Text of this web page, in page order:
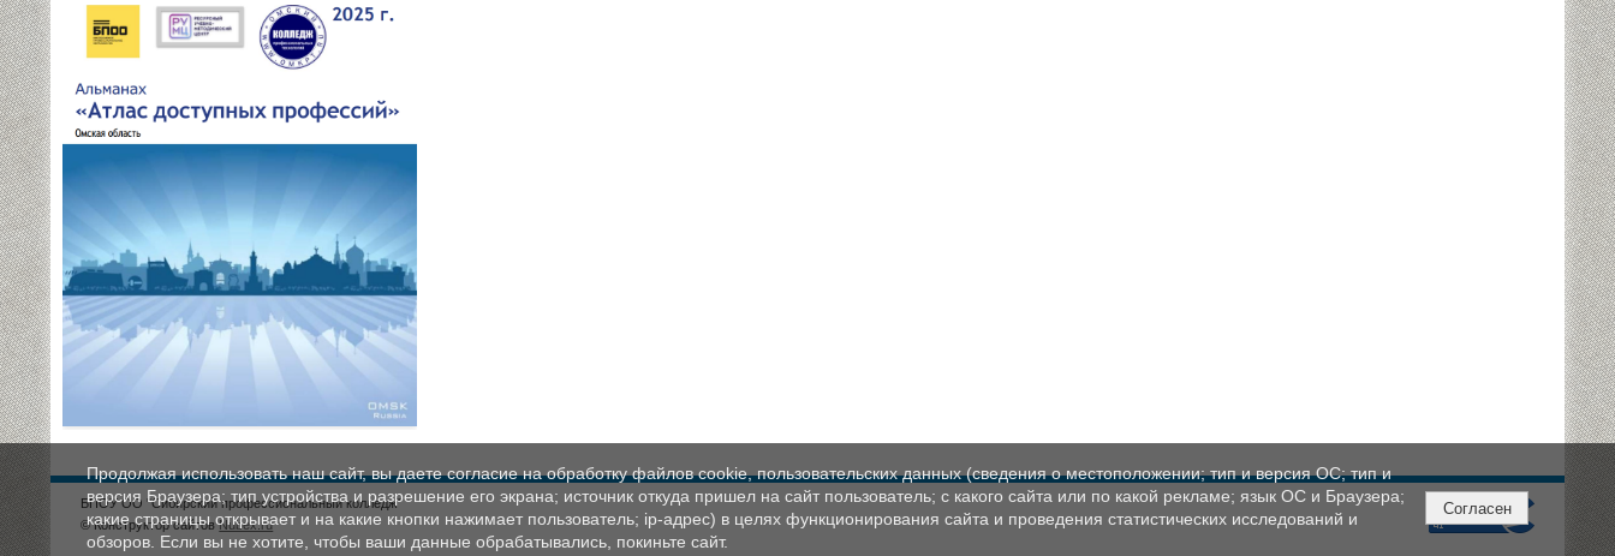
БПОУ ОО "Сибирский профессиональный колледж"
© Конструктор сайтовNubex.ru
Продолжая использовать наш сайт, вы даете согласие на обработку файлов cookie, пользовательских данных (сведения о местоположении; тип и версия ОС; тип и
версия Браузера; тип устройства и разрешение его экрана; источник откуда пришел на сайт пользователь; с какого сайта или по какой рекламе; язык ОС и Браузера;
какие страницы открывает и на какие кнопки нажимает пользователь; ip-адрес) в целях функционирования сайта и проведения статистических исследований и
обзоров. Если вы не хотите, чтобы ваши данные обрабатывались, покиньте сайт.
Согласен